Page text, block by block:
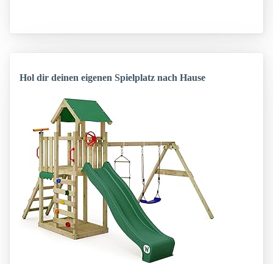
Hol dir deinen eigenen Spielplatz nach Hause